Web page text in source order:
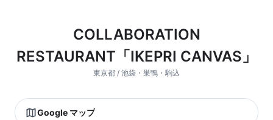
COLLABORATION
RESTAURANT「IKEPRI CANVAS」
東京都 / 池袋・巣鴨・駒込
Google マップ